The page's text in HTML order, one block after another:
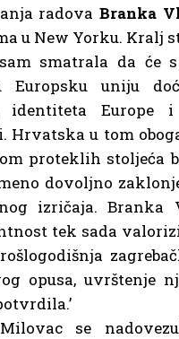
radovaBranka
u New Yorku. Kralj
smatrala da će
Europsku uniju
identiteta Europe
Hrvatska u tom
proteklih stoljeća
dovoljno
izričaja. Branka
tek sada
opusa, uvrštenje
Milovac se